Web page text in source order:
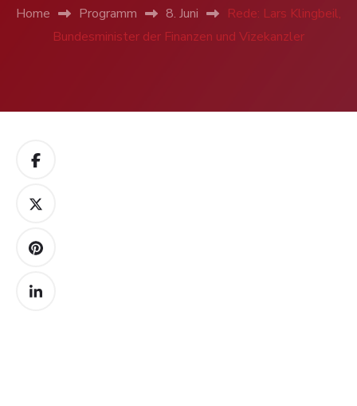
Home Programm 8. Juni
Rede: Lars Klingbeil,
Bundesminister der Finanzen und Vizekanzler